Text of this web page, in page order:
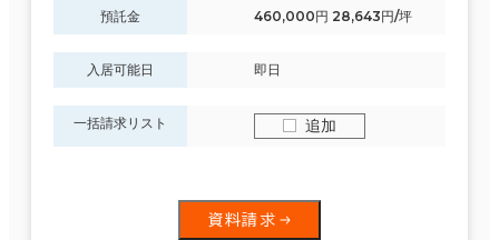
預託金 460,000円 28,643円/坪
入居可能日 即日
一括請求リスト 追加
資料請求